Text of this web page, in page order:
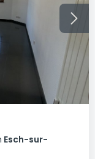
Esch-sur-